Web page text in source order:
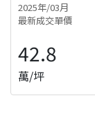
2025年/03月
最新成交單價
42.8
萬/坪